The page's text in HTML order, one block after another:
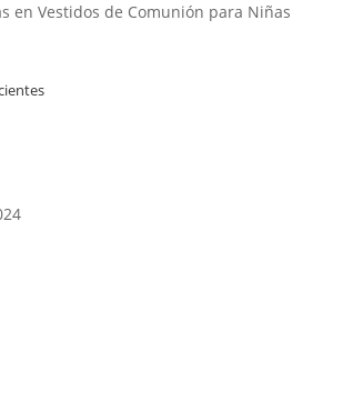
en Vestidos de Comunión para Niñas